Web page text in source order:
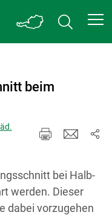
beim
bei Halb-
werden. Dieser
dabei vorzugehen